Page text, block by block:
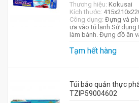
Thương hiệu: Kokusai
Kích thước:
Công dụng: Đựng và
ưa vào tủ lạnh Sử
làm bánh. Đựng đồ ăn
Tạm hết hàng
Túi bảo quản thực
TZIP59004602